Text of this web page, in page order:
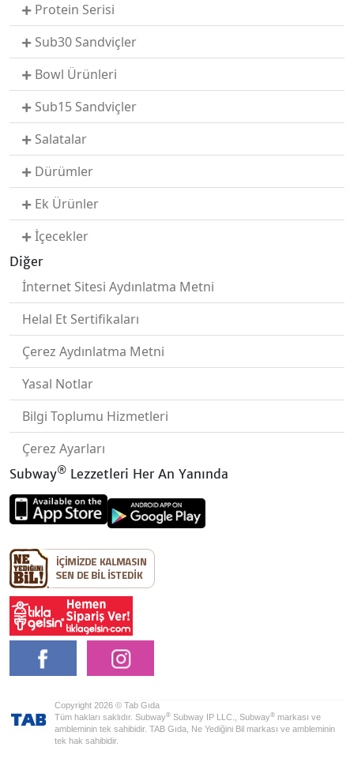
Protein Serisi
Sub30 Sandviçler
Bowl Ürünleri
Sub15 Sandviçler
Salatalar
Dürümler
Ek Ürünler
İçecekler
Diğer
İnternet Sitesi Aydınlatma Metni
Helal Et Sertifikaları
Çerez Aydınlatma Metni
Yasal Notlar
Bilgi Toplumu Hizmetleri
Çerez Ayarları
Subway® Lezzetleri Her An Yanında
Copyright 2026 © Tab Gıda
Tüm hakları saklıdır. Subway® Subway IP LLC., Subway® markası ve
ambleminin tek sahibidir. TAB Gıda, Ne Yediğini Bil markası ve ambleminin
tek hak sahibidir.